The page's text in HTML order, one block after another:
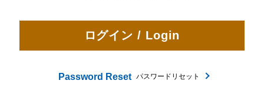
Password Reset パスワードリセット